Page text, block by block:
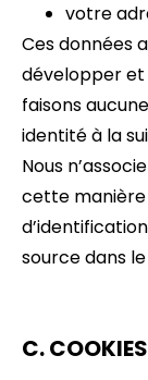
votre
Ces données
développer et
faisons
identité à la
Nous
cette
source dans
C. COOKIES